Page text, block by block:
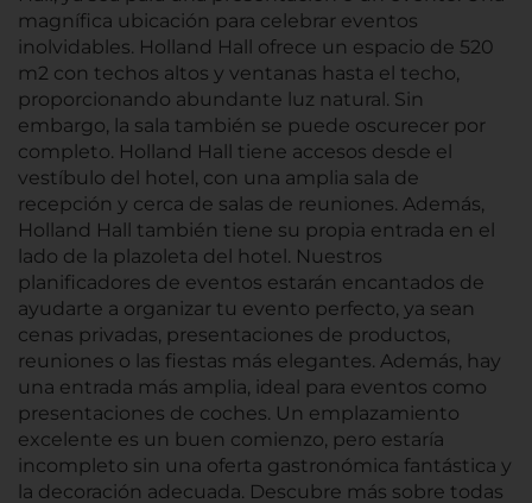
magnífica ubicación para celebrar eventos
inolvidables. Holland Hall ofrece un espacio de 520
m2 con techos altos y ventanas hasta el techo,
proporcionando abundante luz natural. Sin
embargo, la sala también se puede oscurecer por
completo. Holland Hall tiene accesos desde el
vestíbulo del hotel, con una amplia sala de
recepción y cerca de salas de reuniones. Además,
Holland Hall también tiene su propia entrada en el
lado de la plazoleta del hotel. Nuestros
planificadores de eventos estarán encantados de
ayudarte a organizar tu evento perfecto, ya sean
cenas privadas, presentaciones de productos,
reuniones o las fiestas más elegantes. Además, hay
una entrada más amplia, ideal para eventos como
presentaciones de coches. Un emplazamiento
excelente es un buen comienzo, pero estaría
incompleto sin una oferta gastronómica fantástica y
la decoración adecuada. Descubre más sobre todas